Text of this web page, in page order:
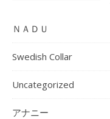
ＮＡＤＵ
Swedish Collar
Uncategorized
アナニー